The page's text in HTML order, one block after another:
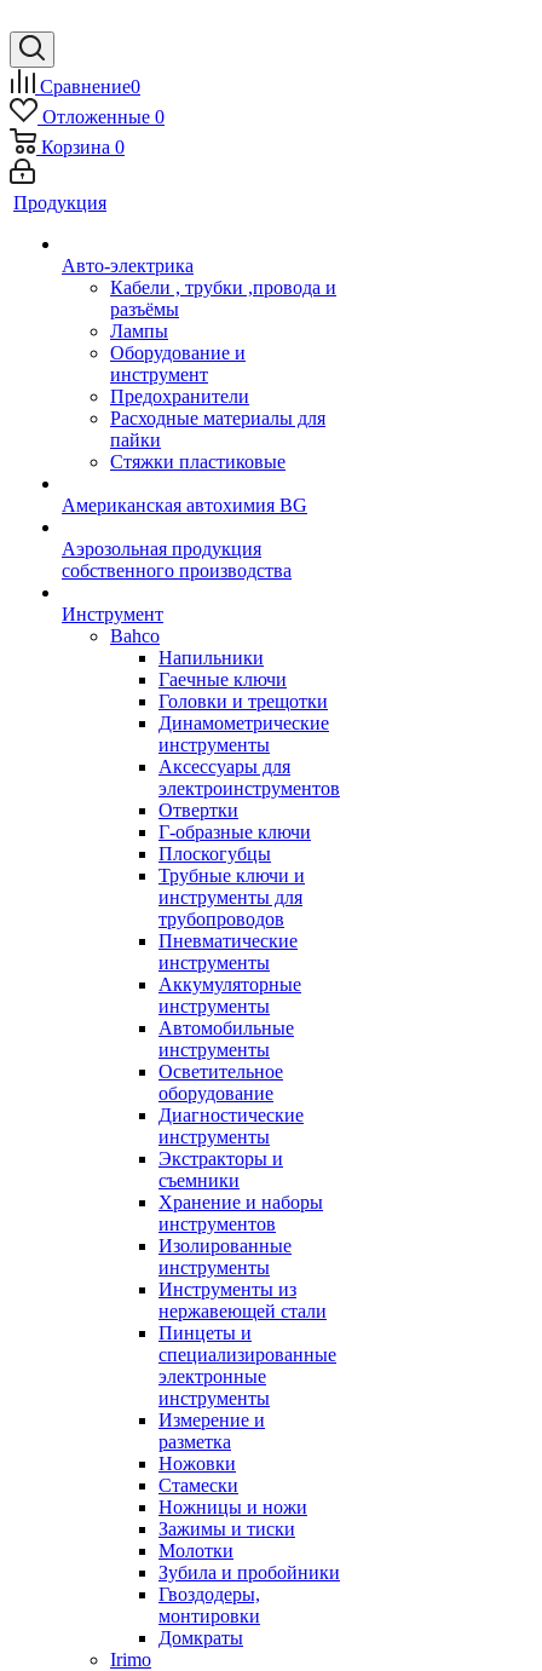
Сравнение0
Отложенные 0
Корзина 0
Продукция
Авто-электрика
Кабели , трубки ,провода и
разъёмы
Лампы
Оборудование и
инструмент
Предохранители
Расходные материалы для
пайки
Стяжки пластиковые
Американская автохимия BG
Аэрозольная продукция
собственного производства
Инструмент
Bahco
Напильники
Гаечные ключи
Головки и трещотки
Динамометрические
инструменты
Аксессуары для
электроинструментов
Отвертки
Г-образные ключи
Плоскогубцы
Трубные ключи и
инструменты для
трубопроводов
Пневматические
инструменты
Аккумуляторные
инструменты
Автомобильные
инструменты
Осветительное
оборудование
Диагностические
инструменты
Экстракторы и
съемники
Хранение и наборы
инструментов
Изолированные
инструменты
Инструменты из
нержавеющей стали
Пинцеты и
специализированные
электронные
инструменты
Измерение и
разметка
Ножовки
Стамески
Ножницы и ножи
Зажимы и тиски
Молотки
Зубила и пробойники
Гвоздодеры,
монтировки
Домкраты
Irimo